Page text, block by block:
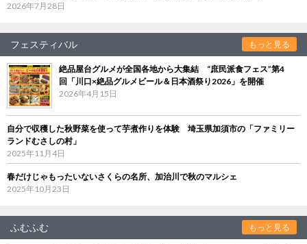
2026年7月28日
フェスティバル もっと見る
絶品屋台グルメが全国各地から大集結 “庶民派食フェス”第4
回「川口×絶品グルメビール＆日本酒祭り2026」を開催
2026年4月15日
自分で収穫した秋野菜を使って芋煮作りを体験 埼玉県加須市の「ファミリー
ランドむさしの村」
2025年11月4日
春だけじゃもったいないさくらの名所、加治川で秋のマルシェ
2025年10月23日
ふむふむ もっと見る